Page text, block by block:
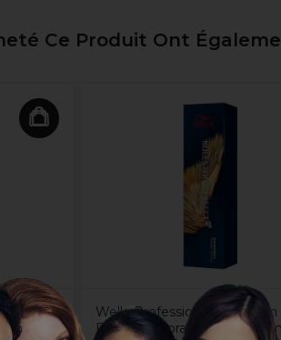
Ce Produit Ont
2 in 1
Wella Professionals Koleston
Perfect Coloration